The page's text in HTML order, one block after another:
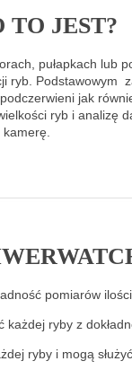
TO JEST?
pułapkach lub
ryb. Podstawowym
jak
ryb i analizę
pomiarów
każdej ryby z
ryby i mogą